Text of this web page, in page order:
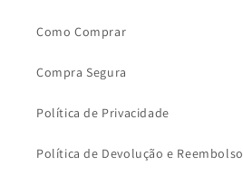
Como Comprar
Compra Segura
Política de Privacidade
Política de Devolução e Reembolso